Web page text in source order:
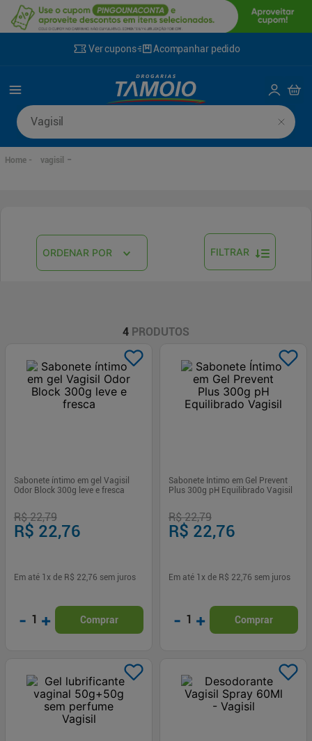
Ver cupons Acompanhar pedido
Busque por produto ou marca
vagisil
ORDENAR POR FILTRAR
4 PRODUTOS
Sabonete íntimo em gel Vagisil
Odor Block 300g leve e fresca
R$ 22,79
R$ 22,76
Em até 1 x de R$ 22,76 sem juros
- 1 + Comprar
Sabonete Íntimo em Gel Prevent
Plus 300g pH Equilibrado Vagisil
R$ 22,79
R$ 22,76
Em até 1 x de R$ 22,76 sem juros
- 1 + Comprar